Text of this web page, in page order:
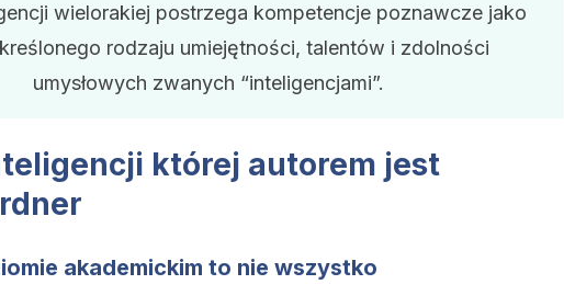
wielorakiej postrzega kompetencje poznawcze jako
rodzaju umiejętności, talentów i zdolności
umysłowych zwanych “inteligencjami”.
której autorem jest
akademickim to nie wszystko